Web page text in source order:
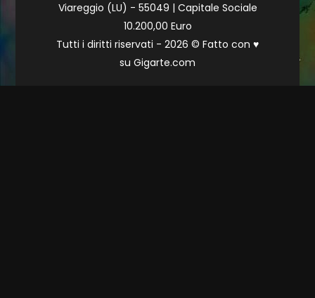
Viareggio (LU) - 55049 | Capitale Sociale
10.200,00 Euro
Tutti i diritti riservati - 2026 © Fatto con ♥
su Gigarte.com